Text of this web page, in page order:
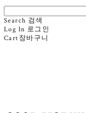
Search 검색
Log In 로그인
Cart 장바구니